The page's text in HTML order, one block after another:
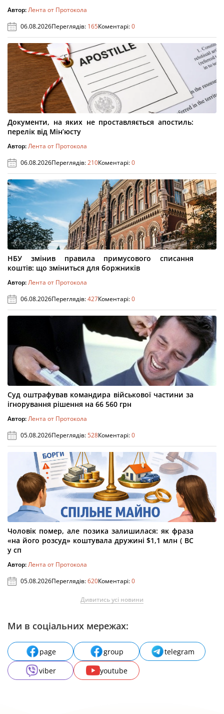
Автор:Лента от Протокола
06.08.2026Переглядів: 165Коментарі:0
Документи, на яких не проставляється апостиль:
перелік від Мін’юсту
Автор:Лента от Протокола
06.08.2026Переглядів:210Коментарі:0
НБУ змінив правила примусового списання
коштів: що зміниться для боржників
Автор:Лента от Протокола
06.08.2026Переглядів:427Коментарі:0
Суд оштрафував командира військової частини за
ігнорування рішення на 66 560 грн
Автор:Лента от Протокола
05.08.2026Переглядів:528Коментарі:0
Чоловік помер, але позика залишилася: як фраза
«на його розсуд» коштувала дружині $1,1 млн ( ВС
у сп
Автор:Лента от Протокола
05.08.2026Переглядів:620Коментарі:0
Дивитись усі новини
Ми в соціальних мережах:
page group
telegram
viber
youtube